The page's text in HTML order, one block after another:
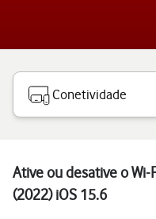
Conetividade
Ative ou desative o Wi-
(2022) iOS 15.6